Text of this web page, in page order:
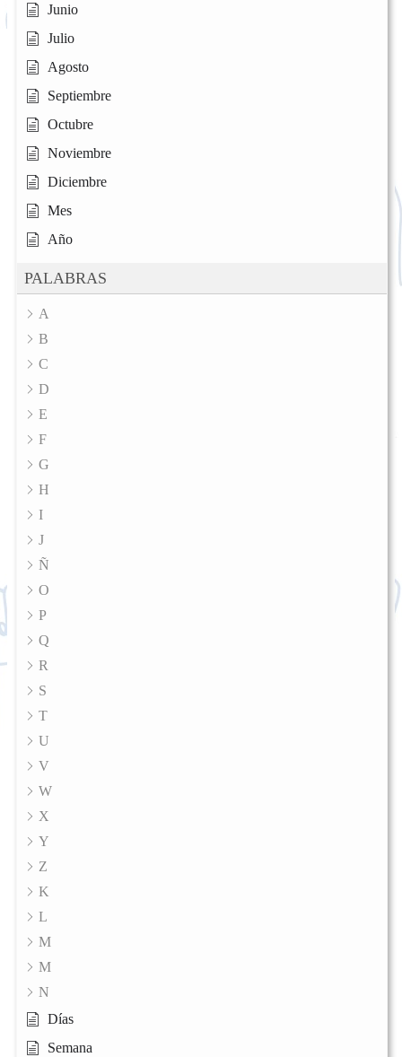
Junio
Julio
Agosto
Septiembre
Octubre
Noviembre
Diciembre
Mes
Año
PALABRAS
A
B
C
D
E
F
G
H
I
J
Ñ
O
P
Q
R
S
T
U
V
W
X
Y
Z
K
L
M
M
N
Días
Semana